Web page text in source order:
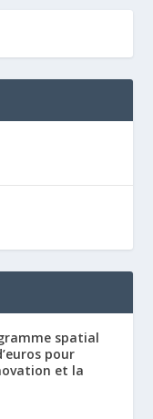
spatial
pour
et la